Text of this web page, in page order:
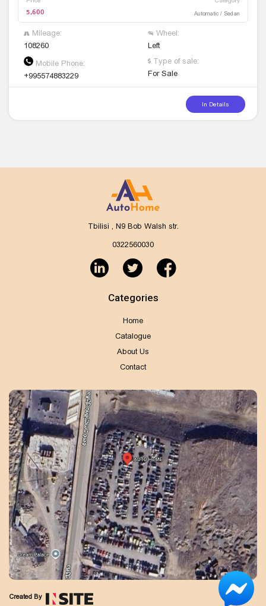
5,600 Automatic / Sedan
Mileage:
108260
Wheel:
Left
Mobile Phone:
+995574883229
Type of sale:
For Sale
In Details
Tbilisi , N9 Bob Walsh str.
0322560030
Categories
Home
Catalogue
About Us
Contact
Created By